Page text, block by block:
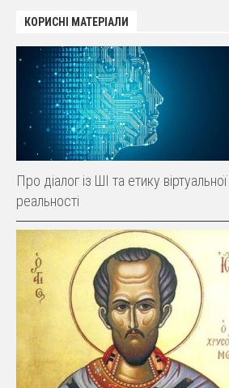
КОРИСНІ МАТЕРІАЛИ
Про діалог із ШІ та етику віртуальної
реальності